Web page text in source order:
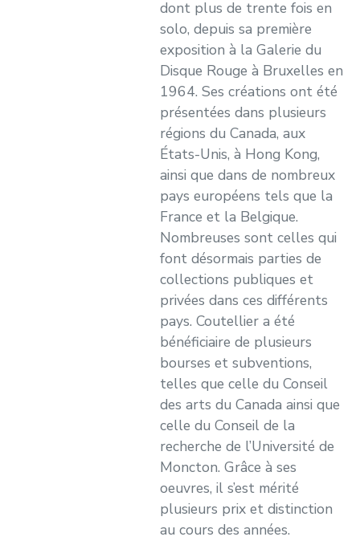
dont plus de trente fois en
solo, depuis sa première
exposition à la Galerie du
Disque Rouge à Bruxelles en
1964. Ses créations ont été
présentées dans plusieurs
régions du Canada, aux
États-Unis, à Hong Kong,
ainsi que dans de nombreux
pays européens tels que la
France et la Belgique.
Nombreuses sont celles qui
font désormais parties de
collections publiques et
privées dans ces différents
pays. Coutellier a été
bénéficiaire de plusieurs
bourses et subventions,
telles que celle du Conseil
des arts du Canada ainsi que
celle du Conseil de la
recherche de l’Université de
Moncton. Grâce à ses
oeuvres, il s’est mérité
plusieurs prix et distinction
au cours des années.